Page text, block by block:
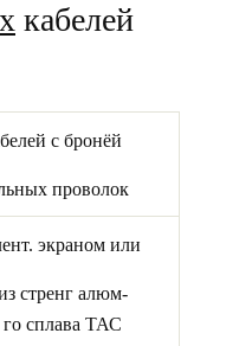
кабелей
с бронёй
проволок
экраном или
стренг алюм-
го сплава ТАС